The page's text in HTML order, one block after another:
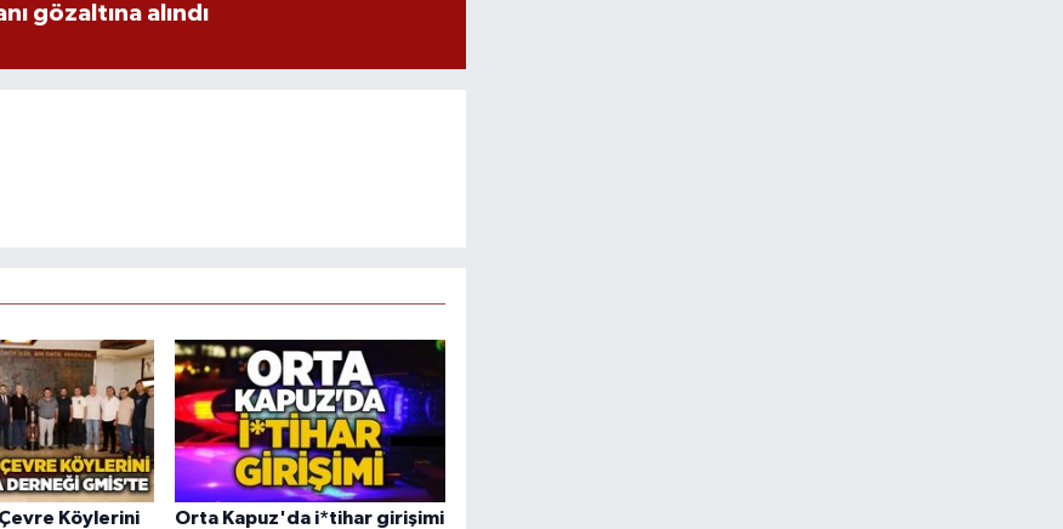
gözaltına alındı
Köylerini
Orta Kapuz'da i*tihar girişimi